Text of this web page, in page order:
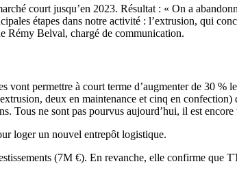
court jusqu’en 2023. Résultat : « On a
étapes dans notre activité : l’extrusion, qui
Rémy Belval, chargé de communication.
permettre à court terme d’augmenter de 30 %
deux en maintenance et cinq en
Tous ne sont pas pourvus aujourd’hui, il est
loger un nouvel entrepôt logistique.
(7M €). En revanche, elle confirme que